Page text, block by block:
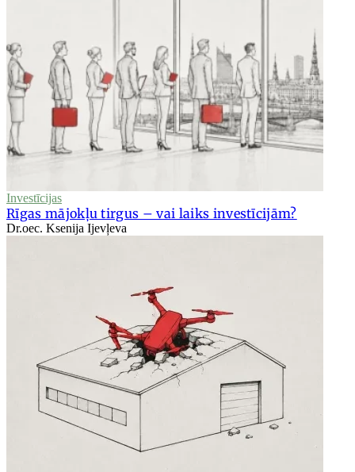
Investīcijas
Rīgas mājokļu tirgus – vai laiks investīcijām?
Dr.oec. Ksenija Ijevļeva